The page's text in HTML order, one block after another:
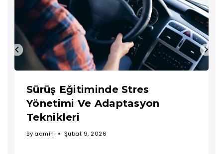
Sürüş Eğitiminde Stres
Yönetimi Ve Adaptasyon
Teknikleri
By admin Şubat 9, 2026